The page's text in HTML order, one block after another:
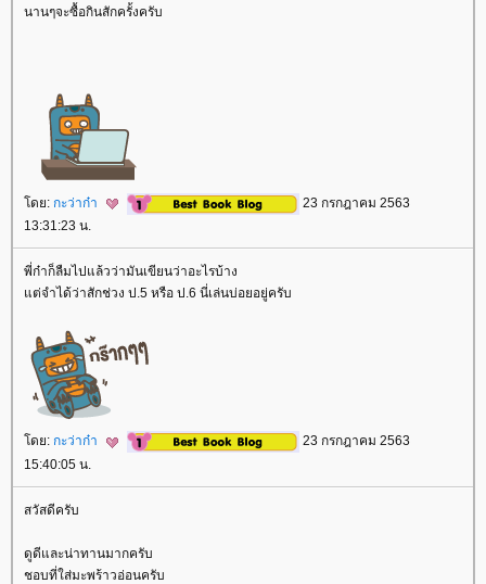
นานๆจะซื้อกินสักครั้งครับ
ดย: กะว่าก๋า
23 กรกฎาคม 2563
13:31:23 น.
พี่ก๋าก็ลืมไปแล้วว่ามันเขียนว่าอะไรบ้าง
ต่จำได้ว่าสักช่วง ป.5 หรือ ป.6 นี่เล่นบ่อยอยู่ครับ
ดย: กะว่าก๋า
23 กรกฎาคม 2563
15:40:05 น.
สวัสดีครับ
ดูดีและน่าทานมากครับ
ชอบที่ใส่มะพร้าวอ่อนครับ